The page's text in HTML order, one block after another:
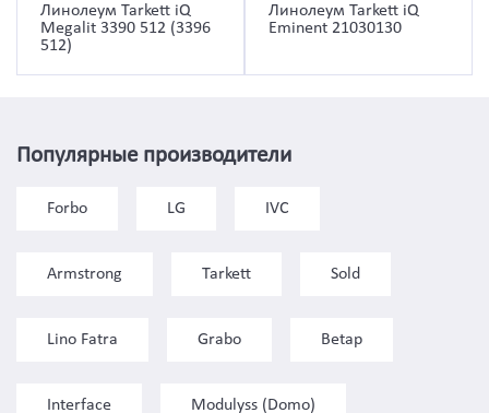
Линолеум Tarkett iQ
Megalit 3390 512 (3396
512)
Линолеум Tarkett iQ
Eminent 21030130
Популярные производители
Forbo LG IVC
Armstrong Tarkett Sold
Lino Fatra Grabo Betap
Interface Modulyss (Domo)